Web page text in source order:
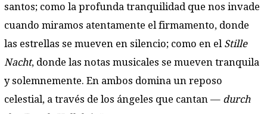
santos; como la profunda tranquilidad que nos invade
cuando miramos atentamente el firmamento, donde
las estrellas se mueven en silencio; como en el Stille
Nacht, donde las notas musicales se mueven tranquila
y solemnemente. En ambos domina un reposo
celestial, a través de los ángeles que cantan — durch